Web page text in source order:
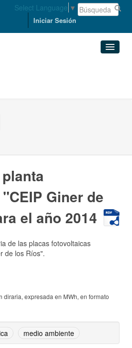
Select Language ▼
Iniciar Sesión
Giner de
el año 2014
de las placas fotovoltaicas
de los Ríos".
diraria, expresada en MWh, en formato
medio ambiente